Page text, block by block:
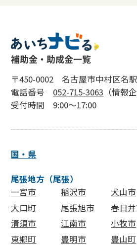
〒450-0002 名古屋市中村区名
電話番号 052-715-3063 （情報
受付時間 9:00〜17:00
国・県
尾張地方（尾張）
一宮市
稲沢市 犬山市
大口町
尾張旭市 春日
清須市
江南市 小牧市
東郷町
豊明市 豊山町